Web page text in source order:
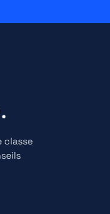
classe